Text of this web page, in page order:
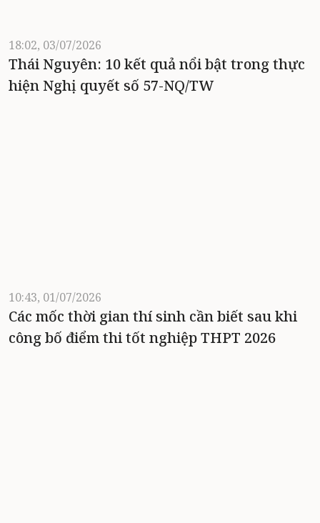
18:02, 03/07/2026
Thái Nguyên: 10 kết quả nổi bật trong thực
hiện Nghị quyết số 57-NQ/TW
10:43, 01/07/2026
Các mốc thời gian thí sinh cần biết sau khi
công bố điểm thi tốt nghiệp THPT 2026